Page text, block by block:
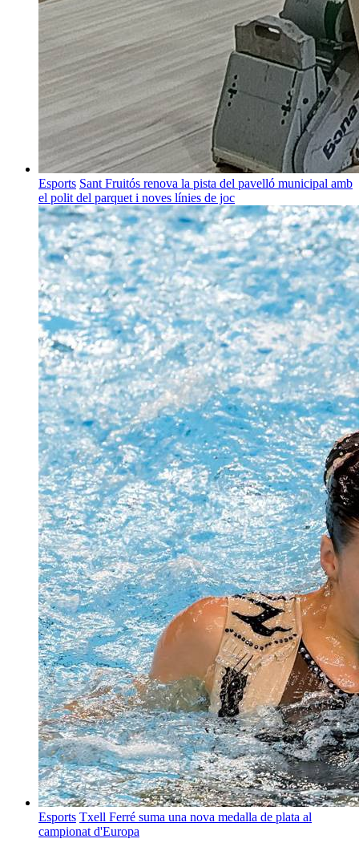
Esports Sant Fruitós renova la pista del pavelló municipal amb
el polit del parquet i noves línies de joc
Esports Txell Ferré suma una nova medalla de plata al
campionat d'Europa